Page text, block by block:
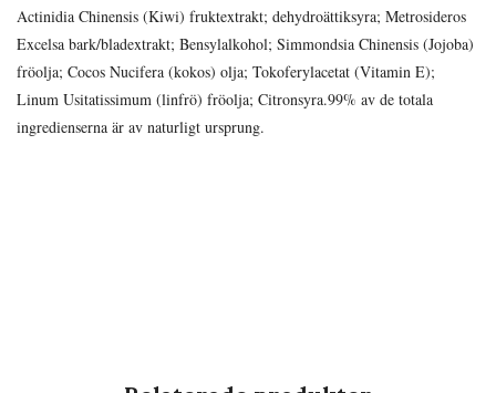
Actinidia Chinensis (Kiwi) fruktextrakt; dehydroättiksyra; Metrosideros
Excelsa bark/bladextrakt; Bensylalkohol; Simmondsia Chinensis (Jojoba)
fröolja; Cocos Nucifera (kokos) olja; Tokoferylacetat (Vitamin E);
Linum Usitatissimum (linfrö) fröolja; Citronsyra.99% av de totala
ingredienserna är av naturligt ursprung.